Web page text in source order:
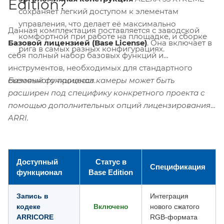
сохраняет легкий доступом к элементам
управления, что делает её максимально
комфортной при работе на площадке, и сборке
рига в самых разных конфигурациях.
Edition?
Данная комплектация поставляется с заводской
Базовой лицензией (Base License). Она включает в
себя полный набор базовых функций и
инструментов, необходимых для стандартного
съемочного процесса.
Базовый функционал камеры может быть
расширен под специфику конкретного проекта с
помощью дополнительных опций лицензирования
ARRI.
Доступный
функционал
Статус в
Base Edition
Спецификация
Запись в
кодеке
ARRICORE
Включено
Интеграция
нового сжатого
RGB-формата